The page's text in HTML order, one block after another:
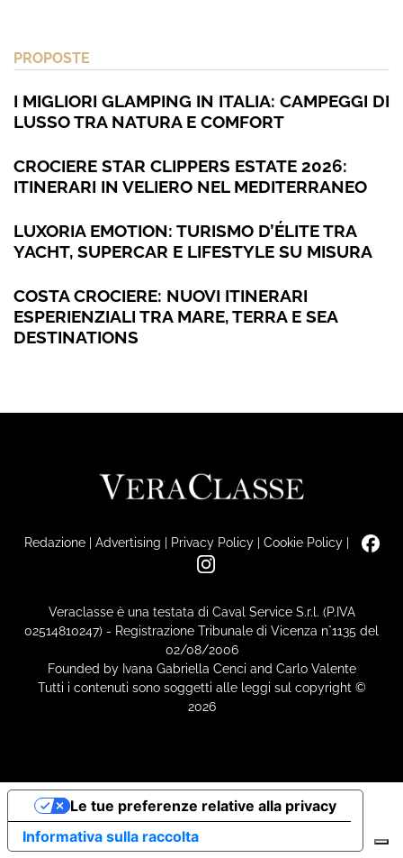
PROPOSTE
I MIGLIORI GLAMPING IN ITALIA: CAMPEGGI DI
LUSSO TRA NATURA E COMFORT
CROCIERE STAR CLIPPERS ESTATE 2026:
ITINERARI IN VELIERO NEL MEDITERRANEO
LUXORIA EMOTION: TURISMO D’ÉLITE TRA
YACHT, SUPERCAR E LIFESTYLE SU MISURA
COSTA CROCIERE: NUOVI ITINERARI
ESPERIENZIALI TRA MARE, TERRA E SEA
DESTINATIONS
Redazione| Advertising | Privacy Policy| Cookie Policy|
Veraclasse è una testata di Caval Service S.r.l. (P.IVA
02514810247) - Registrazione Tribunale di Vicenza n°1135 del
02/08/2006
Founded by Ivana Gabriella Cenci and Carlo Valente
Tutti i contenuti sono soggetti alle leggi sul copyright ©
2026
Informativa sulla raccolta
Le tue preferenze relative alla privacy